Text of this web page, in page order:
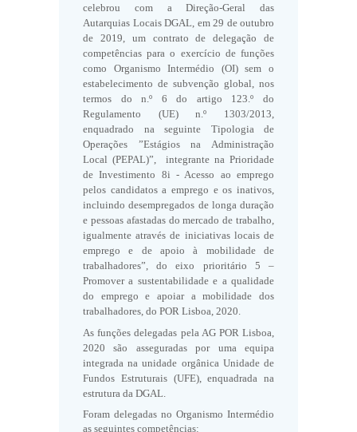
celebrou com a Direção-Geral das
Autarquias Locais DGAL, em 29 de outubro
de 2019, um contrato de delegação de
competências para o exercício de funções
como Organismo Intermédio (OI) sem o
estabelecimento de subvenção global, nos
termos do n.º 6 do artigo 123.º do
Regulamento (UE) n.º 1303/2013,
enquadrado na seguinte Tipologia de
Operações ”Estágios na Administração
Local (PEPAL)”,
integrante na Prioridade
de Investimento 8i - Acesso ao emprego
pelos candidatos a emprego e os inativos,
incluindo desempregados de longa duração
e pessoas afastadas do mercado de trabalho,
igualmente através de iniciativas locais de
emprego e de apoio à mobilidade de
trabalhadores”, do eixo prioritário 5 –
Promover a sustentabilidade e a qualidade
do emprego e apoiar a mobilidade dos
trabalhadores, do POR Lisboa, 2020.
As funções delegadas pela AG POR Lisboa,
2020são asseguradas por uma equipa
integrada na unidade orgânica Unidade de
Fundos Estruturais (UFE), enquadrada na
estrutura da DGAL.
Foram delegadas no Organismo Intermédio
as seguintes competências: